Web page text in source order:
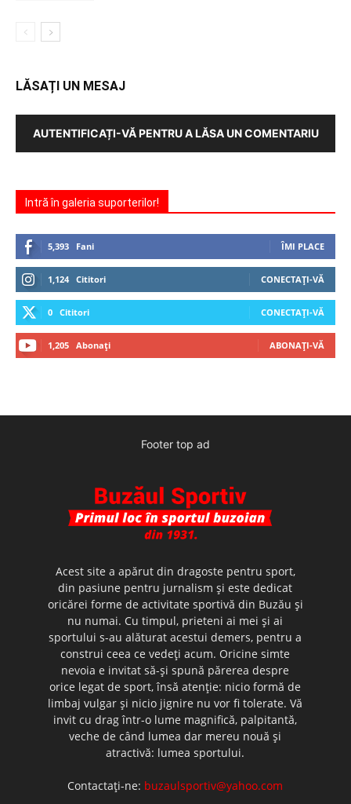
LĂSAȚI UN MESAJ
AUTENTIFICAȚI-VĂ PENTRU A LĂSA UN COMENTARIU
Intră în galeria suporterilor!
5,393 Fani ÎMI PLACE
1,124 Cititori CONECTAȚI-VĂ
0 Cititori CONECTAȚI-VĂ
1,205 Abonați ABONAȚI-VĂ
Footer top ad
Acest site a apărut din dragoste pentru sport,
din pasiune pentru jurnalism şi este dedicat
oricărei forme de activitate sportivă din Buzău şi
nu numai. Cu timpul, prieteni ai mei şi ai
sportului s-au alăturat acestui demers, pentru a
construi ceea ce vedeţi acum. Oricine simte
nevoia e invitat să-şi spună părerea despre
orice legat de sport, însă atenţie: nicio formă de
limbaj vulgar şi nicio jignire nu vor fi tolerate. Vă
invit cu drag într-o lume magnifică, palpitantă,
veche de când lumea dar mereu nouă şi
atractivă: lumea sportului.
Contactați-ne: buzaulsportiv@yahoo.com